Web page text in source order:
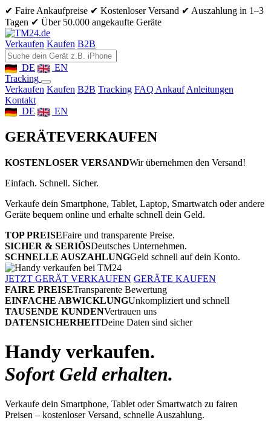
✔ Faire Ankaufpreise ✔ Kostenloser Versand ✔ Auszahlung in 1–3
Tagen ✔ Über 50.000 angekaufte Geräte
Verkaufen Kaufen B2B
DE
EN
Tracking
Verkaufen Kaufen B2B Tracking FAQ Ankauf Anleitungen
Kontakt
DE
EN
GERÄTEVERKAUFEN
KOSTENLOSER VERSANDWir übernehmen den Versand!
Einfach. Schnell. Sicher.
Verkaufe dein Smartphone, Tablet, Laptop, Smartwatch oder andere
Geräte bequem online und erhalte schnell dein Geld.
TOP PREISEFaire und transparente Preise.
SICHER & SERIÖSDeutsches Unternehmen.
SCHNELLE AUSZAHLUNGGeld schnell auf dein Konto.
JETZT GERÄT VERKAUFEN GERÄTE KAUFEN
FAIRE PREISETransparente Bewertung
EINFACHE ABWICKLUNGUnkompliziert und schnell
TAUSENDE KUNDENVertrauen uns
DATENSICHERHEITDeine Daten sind sicher
Handy verkaufen.
Sofort Geld erhalten.
Verkaufe dein Smartphone, Tablet oder Smartwatch zu fairen
Preisen – kostenloser Versand, schnelle Auszahlung.